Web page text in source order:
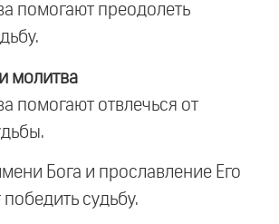
помогают преодолеть
молитва
помогают отвлечься от
Бога и прославление Его
судьбу.